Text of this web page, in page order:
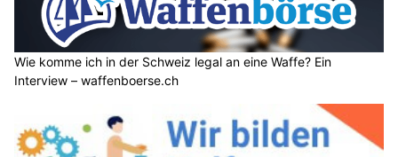
Wie komme ich in der Schweiz legal an eine Waffe? Ein
Interview – waffenboerse.ch